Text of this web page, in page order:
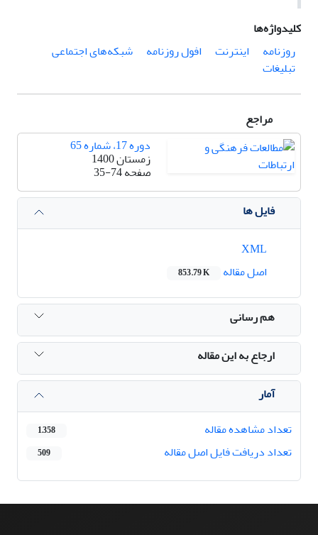
کلیدواژه‌ها
روزنامه
اینترنت افول روزنامه
شبکه‌های اجتماعی
تبلیغات
مراجع
دوره 17، شماره 65
زمستان 1400
صفحه35-74
فایل ها
اصل مقاله
853.79 K
هم رسانی
ارجاع به این مقاله
آمار
تعداد مشاهده مقاله
1,358
تعداد دریافت فایل اصل مقاله 509